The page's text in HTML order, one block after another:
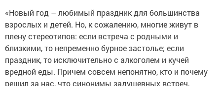
«Новый год – любимый праздник для большинства
взрослых и детей. Но, к сожалению, многие живут в
плену стереотипов: если встреча с родными и
близкими, то непременно бурное застолье; если
праздник, то исключительно с алкоголем и кучей
вредной еды. Причем совсем непонятно, кто и почему
решил за нас, что синонимы задушевных встреч,